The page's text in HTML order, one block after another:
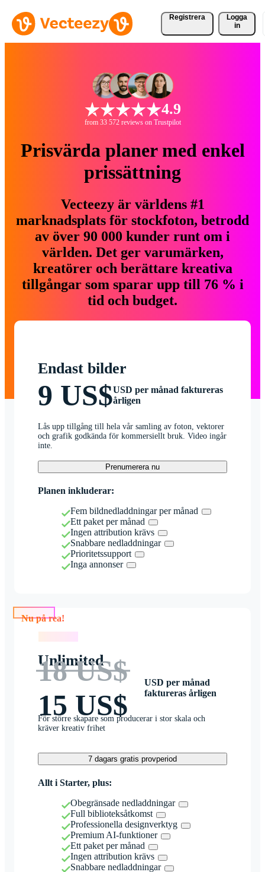
Registrera
Logga
in
4.9
from 33 572 reviews on Trustpilot
Prisvärda planer med enkel
prissättning
Vecteezy är världens #1
marknadsplats för stockfoton, betrodd
av över 90 000 kunder runt om i
världen. Det ger varumärken,
kreatörer och berättare kreativa
tillgångar som sparar upp till 76 % i
tid och budget.
Endast bilder
9 US$USD per månad faktureras
årligen
Lås upp tillgång till hela vår samling av foton, vektorer
och grafik godkända för kommersiellt bruk. Video ingår
inte.
Prenumerera nu
Planen inkluderar:
Fem bildnedladdningar per månad
Ett paket per månad
Ingen attribution krävs
Snabbare nedladdningar
Prioritetssupport
Inga annonser
Nu på rea!
Unlimited
18 US$
15 US$
USD per månad
faktureras årligen
För större skapare som producerar i stor skala och
kräver kreativ frihet
7 dagars gratis provperiod
Allt i Starter, plus:
Obegränsade nedladdningar
Full biblioteksåtkomst
Professionella designverktyg
Premium AI-funktioner
Ett paket per månad
Ingen attribution krävs
Snabbare nedladdningar